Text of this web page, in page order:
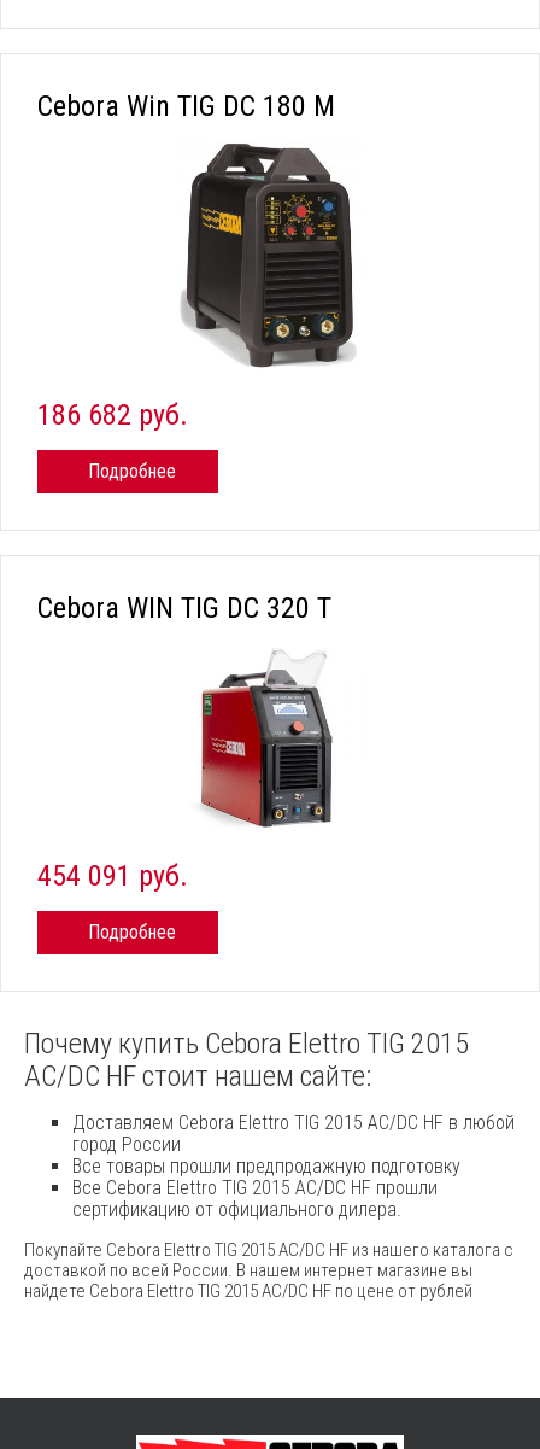
Cebora Win TIG DC 180 M
186 682 руб.
Подробнее
Cebora WIN TIG DC 320 T
454 091 руб.
Подробнее
Почему купить Cebora Elettro TIG 2015
AC/DC HF стоит нашем сайте:
Доставляем Cebora Elettro TIG 2015 AC/DC HF в любой
город России
Все товары прошли предпродажную подготовку
Все Cebora Elettro TIG 2015 AC/DC HF прошли
сертификацию от официального дилера.
Покупайте Cebora Elettro TIG 2015 AC/DC HF из нашего каталога с
доставкой по всей России. В нашем интернет магазине вы
найдете Cebora Elettro TIG 2015 AC/DC HF по цене от рублей